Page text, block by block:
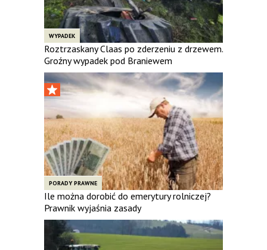
WYPADEK
Roztrzaskany Claas po zderzeniu z drzewem.
Groźny wypadek pod Braniewem
PORADY PRAWNE
Ile można dorobić do emerytury rolniczej?
Prawnik wyjaśnia zasady